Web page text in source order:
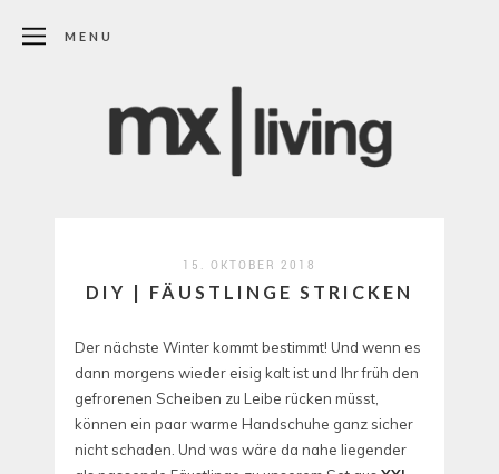
MENU
15. OKTOBER 2018
DIY | FÄUSTLINGE STRICKEN
Der nächste Winter kommt bestimmt! Und wenn es
dann morgens wieder eisig kalt ist und Ihr früh den
gefrorenen Scheiben zu Leibe rücken müsst,
können ein paar warme Handschuhe ganz sicher
nicht schaden. Und was wäre da nahe liegender